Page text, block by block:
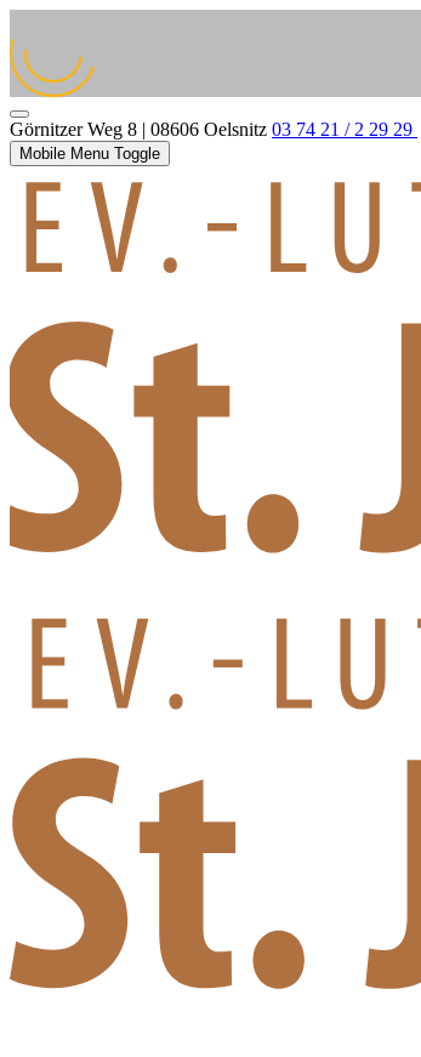
Görnitzer Weg 8 | 08606 Oelsnitz 03 74 21 / 2 29 29
Mobile Menu Toggle